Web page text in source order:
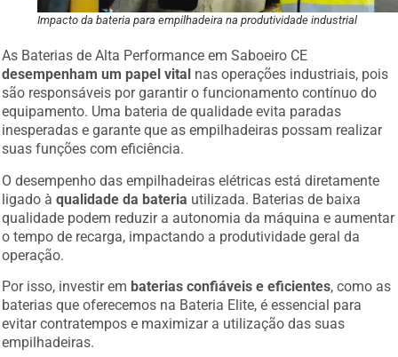
Impacto da bateria para empilhadeira na produtividade industrial
As Baterias de Alta Performance em Saboeiro CE
desempenham um papel vital nas operações industriais, pois
são responsáveis por garantir o funcionamento contínuo do
equipamento. Uma bateria de qualidade evita paradas
inesperadas e garante que as empilhadeiras possam realizar
suas funções com eficiência.
O desempenho das empilhadeiras elétricas está diretamente
ligado àqualidade da bateria utilizada. Baterias de baixa
qualidade podem reduzir a autonomia da máquina e aumentar
o tempo de recarga, impactando a produtividade geral da
operação.
Por isso, investir em baterias confiáveis e eficientes, como as
baterias que oferecemos na Bateria Elite, é essencial para
evitar contratempos e maximizar a utilização das suas
empilhadeiras.